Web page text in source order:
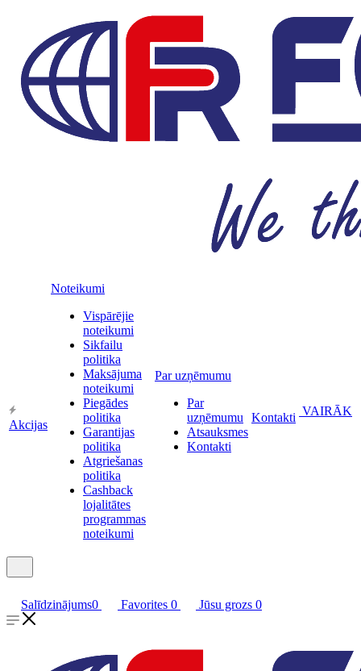
Akcijas
Noteikumi
Vispārējie
noteikumi
Sikfailu
politika
Maksājuma
noteikumi
Piegādes
politika
Garantijas
politika
Atgriešanas
politika
Cashback
lojalitātes
programmas
noteikumi
Par uzņēmumu
Par
uzņēmumu
Atsauksmes
Kontakti
Kontakti VAIRĀK
Salīdzinājums0 Favorites 0 Jūsu grozs 0